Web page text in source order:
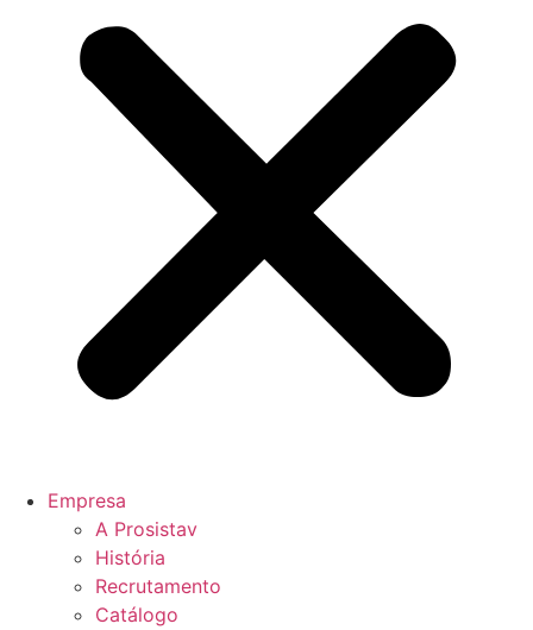
Empresa
A Prosistav
História
Recrutamento
Catálogo